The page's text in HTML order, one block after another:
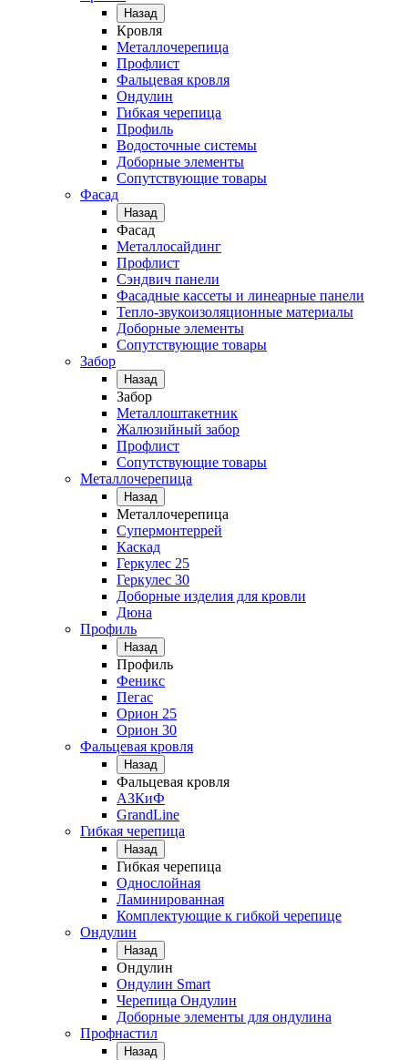
Назад
Кровля
Металлочерепица
Профлист
Фальцевая кровля
Ондулин
Гибкая черепица
Профиль
Водосточные системы
Доборные элементы
Сопутствующие товары
Фасад
Назад
Фасад
Металлосайдинг
Профлист
Сэндвич панели
Фасадные кассеты и линеарные панели
Тепло-звукоизоляционные материалы
Доборные элементы
Сопутствующие товары
Забор
Назад
Забор
Металлоштакетник
Жалюзийный забор
Профлист
Сопутствующие товары
Металлочерепица
Назад
Металлочерепица
Супермонтеррей
Каскад
Геркулес 25
Геркулес 30
Доборные изделия для кровли
Дюна
Профиль
Назад
Профиль
Феникс
Пегас
Орион 25
Орион 30
Фальцевая кровля
Назад
Фальцевая кровля
АЗКиФ
GrandLine
Гибкая черепица
Назад
Гибкая черепица
Однослойная
Ламинированная
Комплектующие к гибкой черепице
Ондулин
Назад
Ондулин
Ондулин Smart
Черепица Ондулин
Доборные элементы для ондулина
Профнастил
Назад